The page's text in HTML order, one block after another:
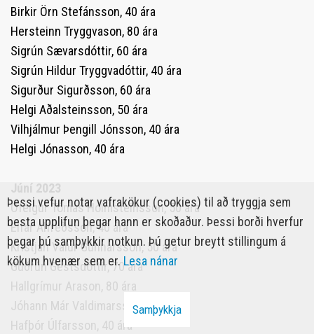
Birkir Örn Stefánsson, 40 ára
Hersteinn Tryggvason, 80 ára
Sigrún Sævarsdóttir, 60 ára
Sigrún Hildur Tryggvadóttir, 40 ára
Sigurður Sigurðsson, 60 ára
Helgi Aðalsteinsson, 50 ára
Vilhjálmur Þengill Jónsson, 40 ára
Helgi Jónasson, 40 ára
Júní 2023
Ófeigur Tómas Hólmsteinsson, 50 ára
Elfar Alfreðsson, 40 ára
Kristján Valur Gunnarsson, 50 ára
Guðrún Gestsdóttir, 70 ára
Hallgrímur Arason, 80 ára
Jóhann Már Valdimarsson, 40 ára
Hafþór Úlfarsson, 40 ára
Þessi vefur notar vafrakökur (cookies) til að tryggja sem
besta upplifun þegar hann er skoðaður. Þessi borði hverfur
þegar þú samþykkir notkun. Þú getur breytt stillingum á
kökum hvenær sem er.Lesa nánar
Samþykkja